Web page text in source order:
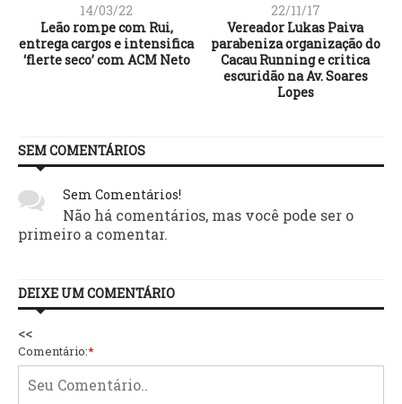
14/03/22
Leão rompe com Rui,
entrega cargos e intensifica
‘flerte seco’ com ACM Neto
22/11/17
Vereador Lukas Paiva
parabeniza organização do
Cacau Running e critica
escuridão na Av. Soares
Lopes
SEM COMENTÁRIOS
Sem Comentários!
Não há comentários, mas você pode ser o
primeiro a comentar.
DEIXE UM COMENTÁRIO
<<
Comentário:*